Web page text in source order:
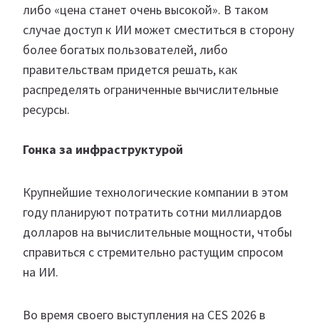
либо «цена станет очень высокой». В таком
случае доступ к ИИ может сместиться в сторону
более богатых пользователей, либо
правительствам придется решать, как
распределять ограниченные вычислительные
ресурсы.
Гонка за инфраструктурой
Крупнейшие технологические компании в этом
году планируют потратить сотни миллиардов
долларов на вычислительные мощности, чтобы
справиться с стремительно растущим спросом
на ИИ.
Во время своего выступления на CES 2026 в